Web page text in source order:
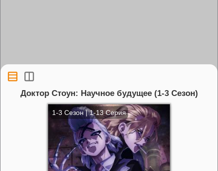
Доктор Стоун: Научное будущее (1-3 Сезон)
1-3 Сезон | 1-13 Серия